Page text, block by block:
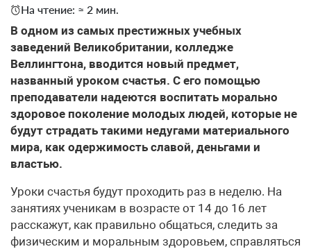
На чтение: ≈ 2 мин.
В одном из самых престижных учебных
заведений Великобритании, колледже
Веллингтона, вводится новый предмет,
названный уроком счастья. С его помощью
преподаватели надеются воспитать морально
здоровое поколение молодых людей, которые не
будут страдать такими недугами материального
мира, как одержимость славой, деньгами и
властью.
Уроки счастья будут проходить раз в неделю. На
занятиях ученикам в возрасте от 14 до 16 лет
расскажут, как правильно общаться, следить за
физическим и моральным здоровьем, справляться